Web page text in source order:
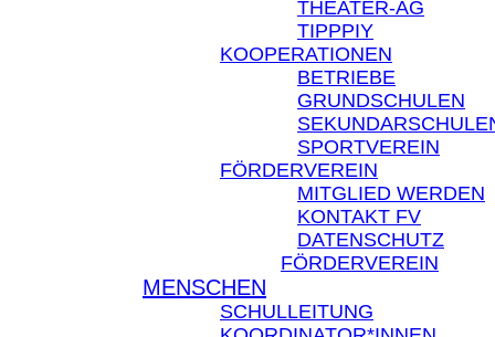
THEATER-AG
TIPPPIY
KOOPERATIONEN
BETRIEBE
GRUNDSCHULEN
SPORTVEREIN
FÖRDERVEREIN
MITGLIED WERDEN
KONTAKT FV
DATENSCHUTZ
FÖRDERVEREIN
MENSCHEN
SCHULLEITUNG